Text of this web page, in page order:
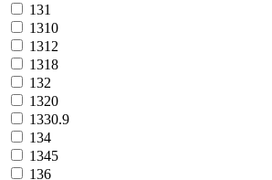
131
1310
1312
1318
132
1320
1330.9
134
1345
136